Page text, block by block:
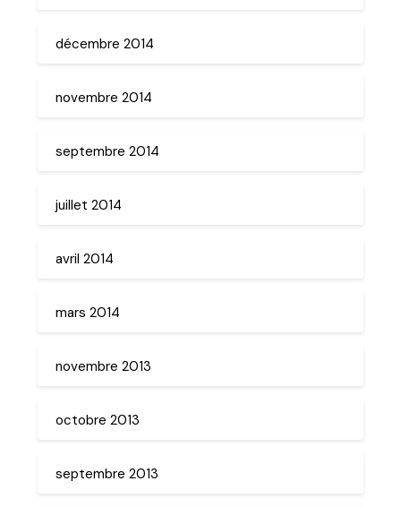
décembre 2014
novembre 2014
septembre 2014
juillet 2014
avril 2014
mars 2014
novembre 2013
octobre 2013
septembre 2013